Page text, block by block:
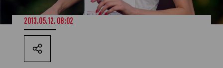
MOB
Kettőskarrier-program
2013.05.12. 08:02